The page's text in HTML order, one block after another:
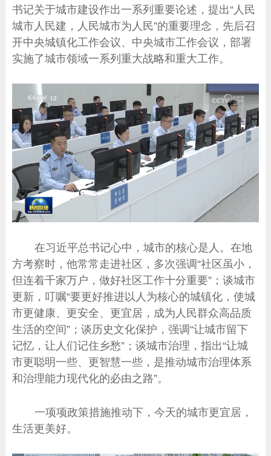
书记关于城市建设作出一系列重要论述，提出“人民
城市人民建，人民城市为人民”的重要理念，先后召
开中央城镇化工作会议、中央城市工作会议，部署
实施了城市领域一系列重大战略和重大工作。
在习近平总书记心中，城市的核心是人。在地
方考察时，他常常走进社区，多次强调“社区虽小，
但连着千家万户，做好社区工作十分重要”；谈城市
更新，叮嘱“要更好推进以人为核心的城镇化，使城
市更健康、更安全、更宜居，成为人民群众高品质
生活的空间”；谈历史文化保护，强调“让城市留下
记忆，让人们记住乡愁”；谈城市治理，指出“让城
市更聪明一些、更智慧一些，是推动城市治理体系
和治理能力现代化的必由之路”。
一项项政策措施推动下，今天的城市更宜居，
生活更美好。